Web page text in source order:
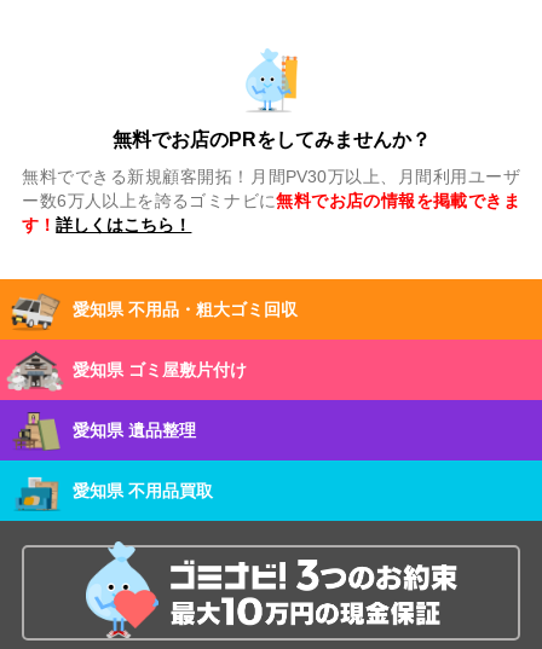
無料でお店のPRをしてみませんか？
無料でできる新規顧客開拓！月間PV30万以上、月間利用ユーザ
ー数6万人以上を誇るゴミナビに無料でお店の情報を掲載できま
す！詳しくはこちら！
愛知県 不用品・粗大ゴミ回収
愛知県 ゴミ屋敷片付け
愛知県 遺品整理
愛知県 不用品買取